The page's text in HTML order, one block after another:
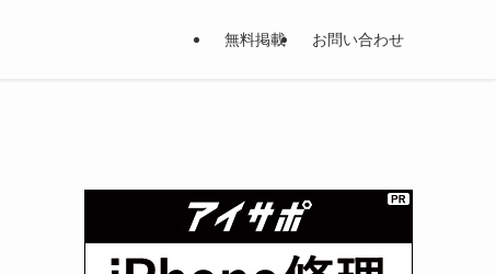
無料掲載 お問い合わせ